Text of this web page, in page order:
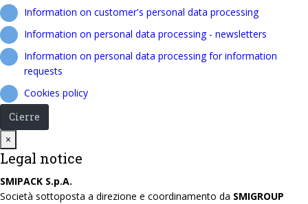
Information on customer's personal data processing
Information on personal data processing - newsletters
Information on personal data processing for information
requests
Cookies policy
Cierre
×
Legal notice
SMIPACK S.p.A.
Società sottoposta a direzione e coordinamento da SMIGROUP